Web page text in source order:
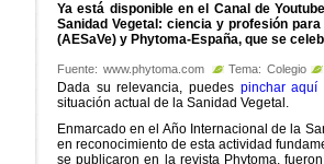
Ya está disponible en el Canal de
Sanidad Vegetal: ciencia y profesión
(AESaVe) y Phytoma-España, que se
Fuente: www.phytoma.com Tema: Colegio
Dada su relevancia, puedes pinchar aquí
situación actual de la Sanidad Vegetal.
Enmarcado en el Año Internacional de la
en reconocimiento de esta actividad
se publicaron en la revista Phytoma,